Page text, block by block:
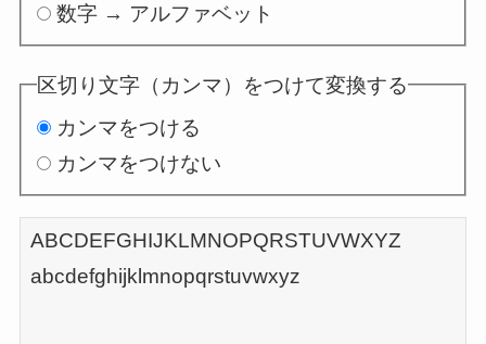
数字 → アルファベット
区切り文字（カンマ）をつけて変換する
カンマをつける
カンマをつけない